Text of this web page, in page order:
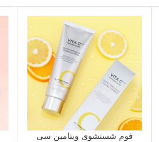
فوم شستشوی ویتامین سی